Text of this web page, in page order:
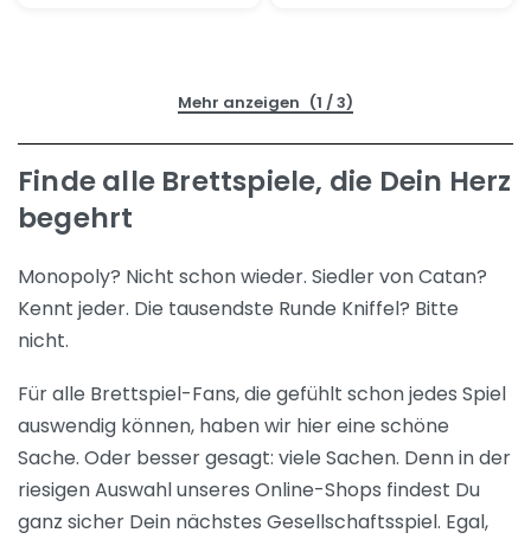
(1 / 3)
Finde alle Brettspiele, die Dein Herz
begehrt
Monopoly? Nicht schon wieder. Siedler von Catan?
Kennt jeder. Die tausendste Runde Kniffel? Bitte
nicht.
Für alle Brettspiel-Fans, die gefühlt schon jedes Spiel
auswendig können, haben wir hier eine schöne
Sache. Oder besser gesagt: viele Sachen. Denn in der
riesigen Auswahl unseres Online-Shops findest Du
ganz sicher Dein nächstes Gesellschaftsspiel. Egal,